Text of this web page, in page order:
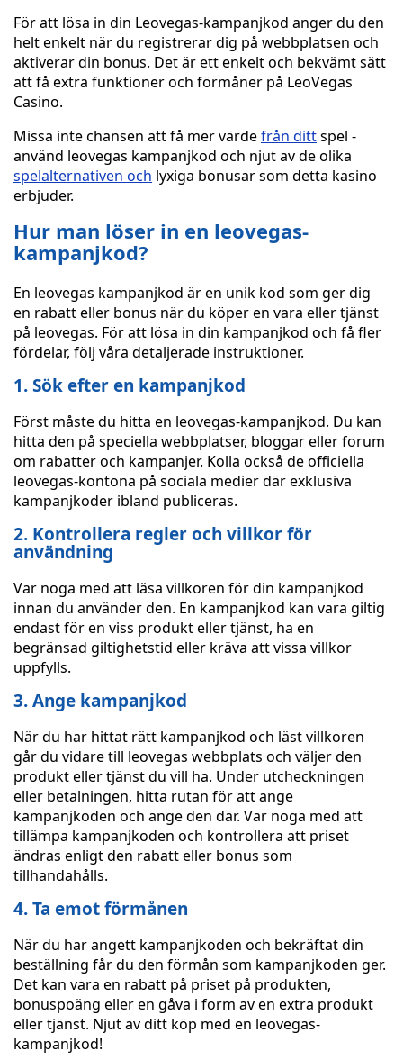
För att lösa in din Leovegas-kampanjkod anger du den
helt enkelt när du registrerar dig på webbplatsen och
aktiverar din bonus. Det är ett enkelt och bekvämt sätt
att få extra funktioner och förmåner på LeoVegas
Casino.
Missa inte chansen att få mer värdefrån dittspel -
använd leovegas kampanjkod och njut av de olika
spelalternativen och lyxiga bonusar som detta kasino
erbjuder.
Hur man löser in en leovegas-
kampanjkod?
En leovegas kampanjkod är en unik kod som ger dig
en rabatt eller bonus när du köper en vara eller tjänst
på leovegas. För att lösa in din kampanjkod och få fler
fördelar, följ våra detaljerade instruktioner.
1. Sök efter en kampanjkod
Först måste du hitta en leovegas-kampanjkod. Du kan
hitta den på speciella webbplatser, bloggar eller forum
om rabatter och kampanjer. Kolla också de officiella
leovegas-kontona på sociala medier där exklusiva
kampanjkoder ibland publiceras.
2. Kontrollera regler och villkor för
användning
Var noga med att läsa villkoren för din kampanjkod
innan du använder den. En kampanjkod kan vara giltig
endast för en viss produkt eller tjänst, ha en
begränsad giltighetstid eller kräva att vissa villkor
uppfylls.
3. Ange kampanjkod
När du har hittat rätt kampanjkod och läst villkoren
går du vidare till leovegas webbplats och väljer den
produkt eller tjänst du vill ha. Under utcheckningen
eller betalningen, hitta rutan för att ange
kampanjkoden och ange den där. Var noga med att
tillämpa kampanjkoden och kontrollera att priset
ändras enligt den rabatt eller bonus som
tillhandahålls.
4. Ta emot förmånen
När du har angett kampanjkoden och bekräftat din
beställning får du den förmån som kampanjkoden ger.
Det kan vara en rabatt på priset på produkten,
bonuspoäng eller en gåva i form av en extra produkt
eller tjänst. Njut av ditt köp med en leovegas-
kampanjkod!